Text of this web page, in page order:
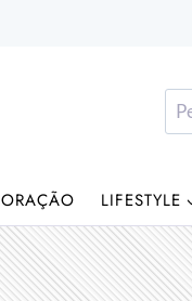
LIFESTYLE